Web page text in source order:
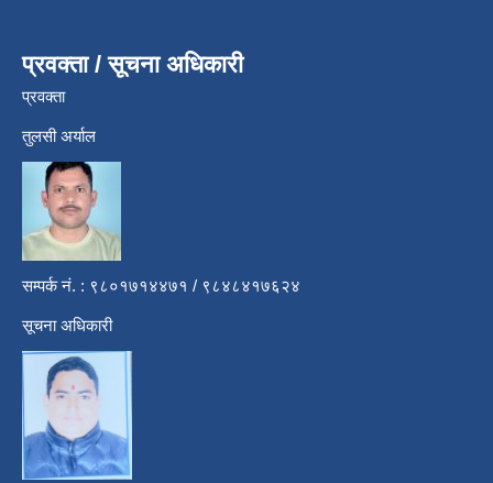
प्रवक्ता / सूचना अधिकारी
प्रवक्ता
तुलसी अर्याल
सम्पर्क नं. : ९८०१७१४४७१ / ९८४८४१७६२४
सूचना अधिकारी